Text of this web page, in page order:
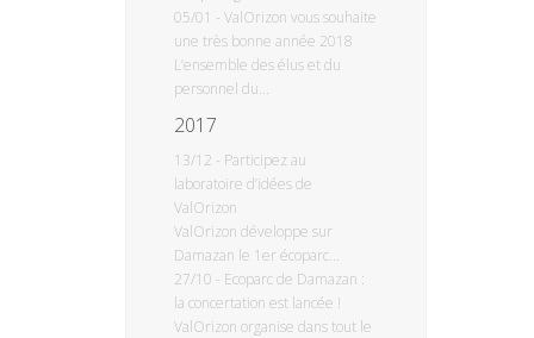
05/01 - ValOrizon vous souhaite
une très bonne année 2018
L’ensemble des élus et du
personnel du...
2017
13/12 - Participez au
laboratoire d’idées de
ValOrizon
ValOrizon développe sur
Damazan le 1er écoparc...
27/10 - Ecoparc de Damazan :
la concertation est lancée !
ValOrizon organise dans tout le